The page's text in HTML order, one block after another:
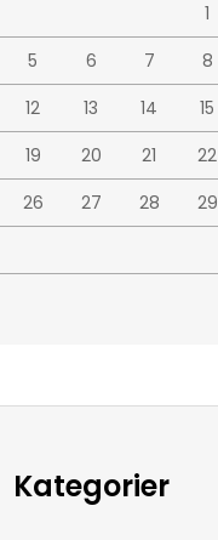
1
5 6 7 8
12 13 14 15
19 20 21 22
26 27 28 29
Kategorier